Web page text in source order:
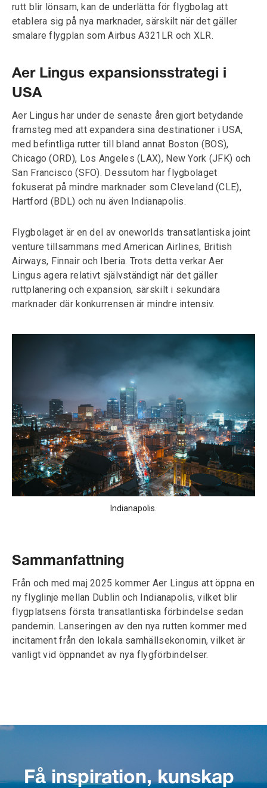
rutt blir lönsam, kan de underlätta för flygbolag att
etablera sig på nya marknader, särskilt när det gäller
smalare flygplan som Airbus A321LR och XLR.
Aer Lingus expansionsstrategi i
USA
Aer Lingus har under de senaste åren gjort betydande
framsteg med att expandera sina destinationer i USA,
med befintliga rutter till bland annat Boston (BOS),
Chicago (ORD), Los Angeles (LAX), New York (JFK) och
San Francisco (SFO). Dessutom har flygbolaget
fokuserat på mindre marknader som Cleveland (CLE),
Hartford (BDL) och nu även Indianapolis.
Flygbolaget är en del av oneworlds transatlantiska joint
venture tillsammans med American Airlines, British
Airways, Finnair och Iberia. Trots detta verkar Aer
Lingus agera relativt självständigt när det gäller
ruttplanering och expansion, särskilt i sekundära
marknader där konkurrensen är mindre intensiv.
Indianapolis.
Sammanfattning
Från och med maj 2025 kommer Aer Lingus att öppna en
ny flyglinje mellan Dublin och Indianapolis, vilket blir
flygplatsens första transatlantiska förbindelse sedan
pandemin. Lanseringen av den nya rutten kommer med
incitament från den lokala samhällsekonomin, vilket är
vanligt vid öppnandet av nya flygförbindelser.
Få inspiration, kunskap